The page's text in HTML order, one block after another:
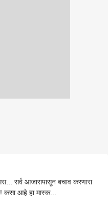
सर्व आजारापासून बचाव करणारा
कसा आहे हा मास्क...